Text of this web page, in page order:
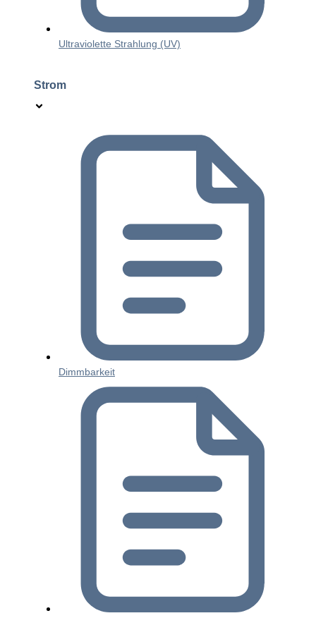
Ultraviolette Strahlung (UV)
Strom
Dimmbarkeit